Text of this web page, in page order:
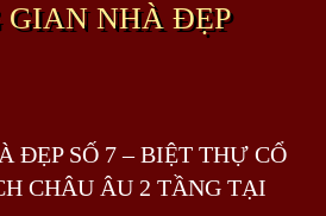
GIAN NHÀ ĐẸP
ĐẸP SỐ 7 – BIỆT THỰ CỔ
CHÂU ÂU 2 TẦNG TẠI